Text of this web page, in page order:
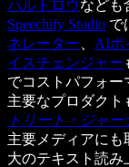
パルトロウなども
Speechify Studio で
ネレーター
AIボ
イスチェンジャー
でコストパフォー
主要なプロダクト
トリート・ジャー
主要メディアにも
大のテキスト読み